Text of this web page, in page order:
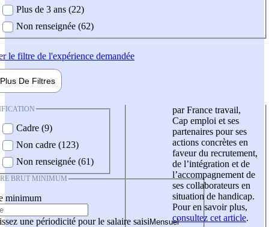
Plus de 3 ans (22)
Non renseignée (62)
le filtre de l'expérience demandée
Plus De Filtres
Cadre (9)
Non cadre (123)
Non renseignée (61)
BRUT MINIMUM
minimum
une périodicité pour le salaire saisi
par France travail,
Cap emploi et ses
partenaires pour ses
actions concrètes en
faveur du recrutement,
de l’intégration et de
l’accompagnement de
ses collaborateurs en
situation de handicap.
Pour en savoir plus,
consultez cet article.